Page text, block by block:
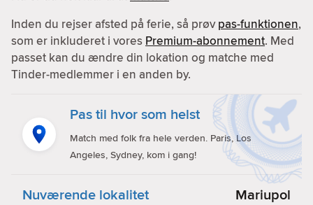
Inden du rejser afsted på ferie, så prøvpas-funktionen,
som er inkluderet i vores Premium-abonnement. Med
passet kan du ændre din lokation og matche med
Tinder-medlemmer i en anden by.
Pas til hvor som helst
Match med folk fra hele verden. Paris, Los
Angeles, Sydney, kom i gang!
Nuværende lokalitet Mariupol